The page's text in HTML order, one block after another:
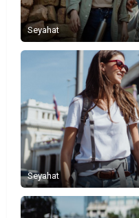
Seyahat
Seyahat